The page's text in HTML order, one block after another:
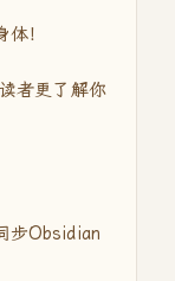
！
者更了解你
步Obsidian